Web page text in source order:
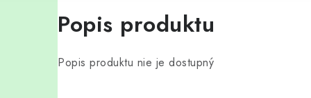
Popis produktu
Popis produktu nie je dostupný